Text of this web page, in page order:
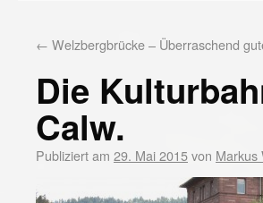
← Welzbergbrücke – Überraschend
Die
Calw.
Publiziert am 29. Mai 2015von Markus